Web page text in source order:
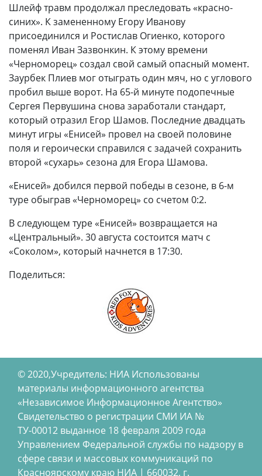
Шлейф травм продолжал преследовать «красно-
синих». К замененному Егору Иванову
присоединился и Ростислав Огиенко, которого
поменял Иван Зазвонкин. К этому времени
«Черноморец» создал свой самый опасный момент.
Заурбек Плиев мог отыграть один мяч, но с углового
пробил выше ворот. На 65-й минуте подопечные
Сергея Первушина снова заработали стандарт,
который отразил Егор Шамов. Последние двадцать
минут игры «Енисей» провел на своей половине
поля и героически справился с задачей сохранить
второй «сухарь» сезона для Егора Шамова.
«Енисей» добился первой победы в сезоне, в 6-м
туре обыграв «Черноморец» со счетом 0:2.
В следующем туре «Енисей» возвращается на
«Центральный». 30 августа состоится матч с
«Соколом», который начнется в 17:30.
Поделиться:
© 2020,Учредитель: НИА Использованы
материалы информационного агентства
«Независимое Информационное Агентство»
Свидетельство о регистрации СМИ ИА №
ТУ-00012 выданное 18 февраля 2009 года
Управлением Федеральной службы по надзору в
сфере связи и массовых коммуникаций по
Красноярскому краю НИА | 660032, г.